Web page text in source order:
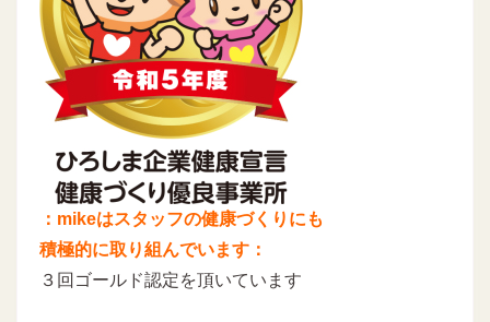
：mikeはスタッフの健康づくりにも
積極的に取り組んでいます：
３回ゴールド認定を頂いています